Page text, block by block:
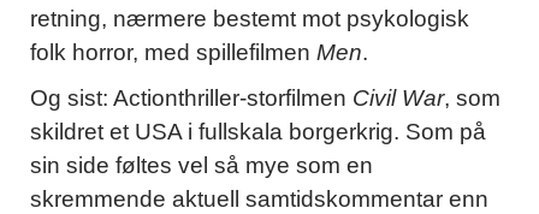
retning, nærmere bestemt mot psykologisk
folk horror, med spillefilmen Men.
Og sist: Actionthriller-storfilmen Civil War, som
skildret et USA i fullskala borgerkrig. Som på
sin side føltes vel så mye som en
skremmende aktuell samtidskommentar enn